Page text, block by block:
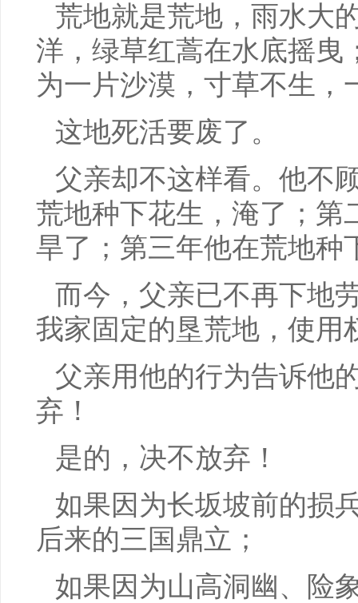
荒地就是荒地，雨水大
洋，绿草红蒿在水底摇曳
为一片沙漠，寸草不生，
这地死活要废了。
父亲却不这样看。他不
荒地种下花生，淹了；第
旱了；第三年他在荒地种
而今，父亲已不再下地
我家固定的垦荒地，使用
父亲用他的行为告诉他
弃！
是的，决不放弃！
如果因为长坂坡前的损
后来的三国鼎立；
如果因为山高洞幽、险